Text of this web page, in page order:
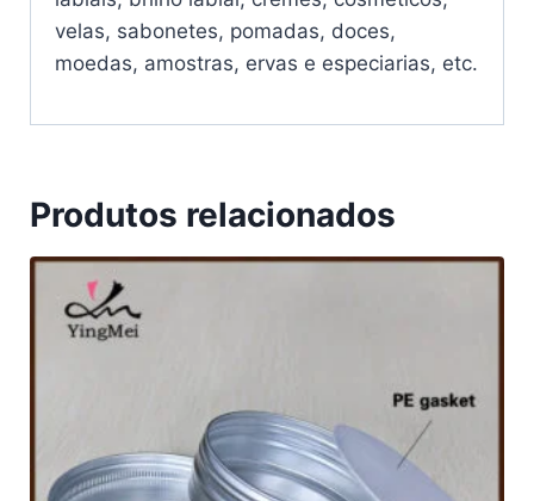
velas, sabonetes, pomadas, doces,
moedas, amostras, ervas e especiarias, etc.
Produtos relacionados